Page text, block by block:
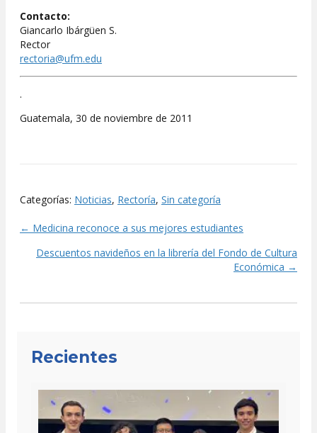
Contacto:
Giancarlo Ibárgüen S.
Rector
rectoria@ufm.edu
.
Guatemala, 30 de noviembre de 2011
Categorías: Noticias, Rectoría, Sin categoría
Posts
navigation
← Medicina reconoce a sus mejores estudiantes
Descuentos navideños en la librería del Fondo de Cultura
Económica →
Recientes